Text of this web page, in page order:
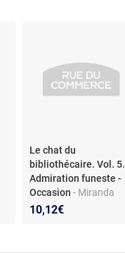
Le chat du
bibliothécaire. Vol. 5.
Admiration funeste -
Occasion- Miranda
James
10,12€